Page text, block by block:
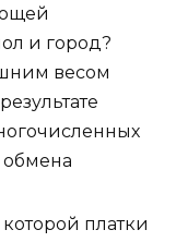
и город?
весом
которой платки